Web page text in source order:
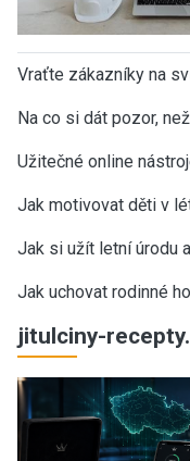
Vraťte zákazníky na
Na co si dát pozor,
Užitečné online
Jak motivovat děti v
Jak si užít letní úrodu
Jak uchovat rodinné
jitulciny-